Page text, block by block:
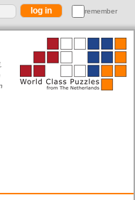
remember